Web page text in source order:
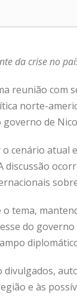
da crise no
reunião com
norte-
de
cenário atual
tema,
do
e às